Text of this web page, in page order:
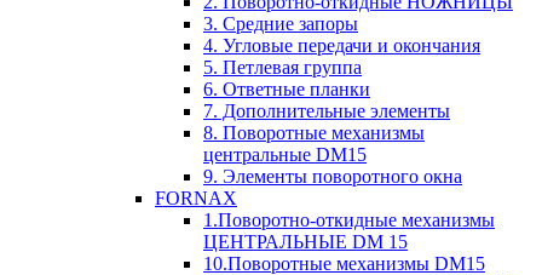
3. Средние запоры
4. Угловые передачи и окончания
5. Петлевая группа
6. Ответные планки
7. Дополнительные элементы
8. Поворотные механизмы
центральные DM15
9. Элементы поворотного окна
FORNAX
1.Поворотно-откидные механизмы
ЦЕНТРАЛЬНЫЕ DM 15
10.Поворотные механизмы DM15